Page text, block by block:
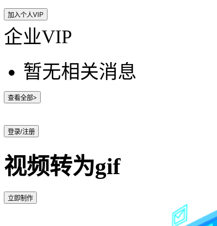
加入个人VIP
企业VIP
暂无相关消息
查看全部>
登录/注册
视频转为gif
立即制作